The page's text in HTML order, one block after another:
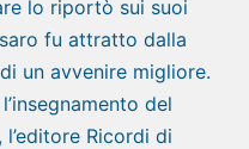
lo riportò sui suoi
fu attratto dalla
un avvenire migliore.
del
Ricordi di